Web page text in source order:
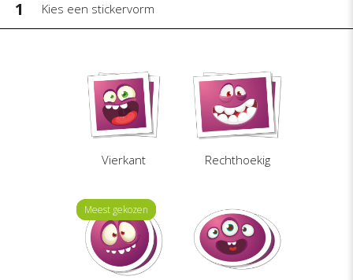
1 Kies een stickervorm
Vierkant Rechthoekig
Meest gekozen
Meest gekozen